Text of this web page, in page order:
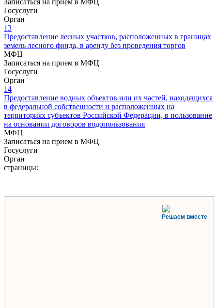
Записаться на прием в МФЦ
Госуслуги
Орган
13
Предоставление лесных участков, расположенных в границах
земель лесного фонда, в аренду без проведения торгов
МФЦ
Записаться на прием в МФЦ
Госуслуги
Орган
14
Предоставление водных объектов или их частей, находящихся
в федеральной собственности и расположенных на
территориях субъектов Российской Федерации, в пользование
на основании договоров водопользования
МФЦ
Записаться на прием в МФЦ
Госуслуги
Орган
страницы:
Решаем вместе